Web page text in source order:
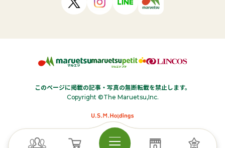
このページに掲載の記事・写真の無断転載を禁止します。
Copyright ©The Maruetsu,Inc.